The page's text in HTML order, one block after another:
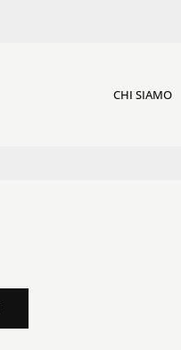
CHI SIAMO